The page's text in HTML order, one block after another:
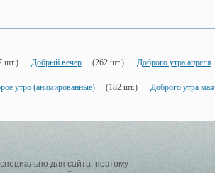
шт.) Добрый вечер (262 шт.) Доброго утра апреля
утро (анимированные) (182 шт.) Доброго утра мая
для сайта, поэтому